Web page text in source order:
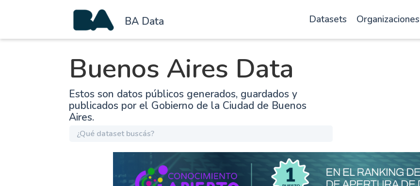
BA Data Datasets Organizaciones
Buenos Aires Data
Estos son datos públicos generados, guardados y
publicados por el Gobierno de la Ciudad de Buenos
Aires.